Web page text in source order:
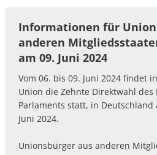
Informationen für
anderen
am 09. Juni 2024
Vom 06. bis 09. Juni 2024 findet
Union die Zehnte Direktwahl des
Parlaments statt, in Deutschland
Juni 2024.
Unionsbürger aus anderen